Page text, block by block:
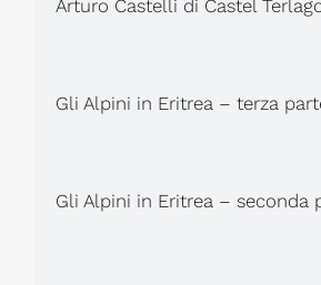
Arturo Castelli di Castel
Gli Alpini in Eritrea – terza
Gli Alpini in Eritrea – seconda